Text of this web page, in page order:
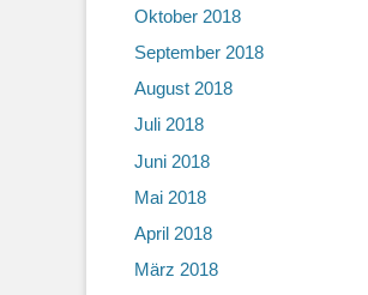
Oktober 2018
September 2018
August 2018
Juli 2018
Juni 2018
Mai 2018
April 2018
März 2018